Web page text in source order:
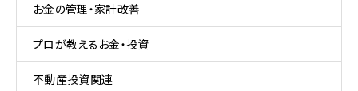
お金の管理・家計改善
プロが教えるお金・投資
不動産投資関連